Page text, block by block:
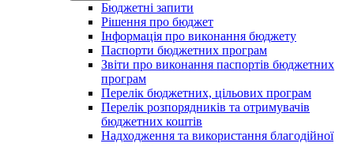
Бюджетні запити
Рішення про бюджет
Інформація про виконання бюджету
Паспорти бюджетних програм
Звіти про виконання паспортів бюджетних
програм
Перелік бюджетних, цільових програм
Перелік розпорядників та отримувачів
бюджетних коштів
Надходження та використання благодійної